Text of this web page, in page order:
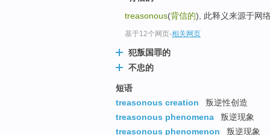
treasonous(背信的), 此释义来源于网
基于12个网页-相关网页
犯叛国罪的
不忠的
短语
treasonous creation
叛逆性创造
treasonous phenomena
叛逆现象
treasonous phenomenon
叛逆现象